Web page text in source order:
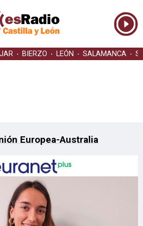
BIERZO LEÓN SALAMANCA
Europea-Australia